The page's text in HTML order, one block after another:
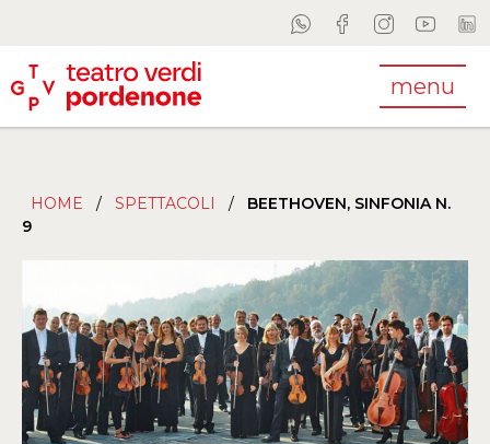
menu
HOME / SPETTACOLI /
BEETHOVEN, SINFONIA N.
9